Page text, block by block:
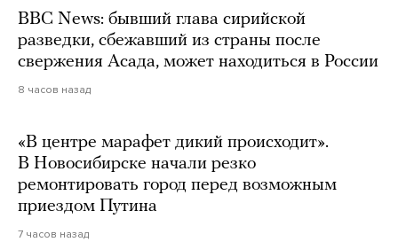
BBC News: бывший глава сирийской
разведки, сбежавший из страны после
свержения Асада, может находиться в России
8 часов назад
«В центре марафет дикий происходит».
В Новосибирске начали резко
ремонтировать город перед возможным
приездом Путина
7 часов назад